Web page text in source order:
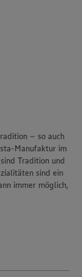
– so auch
Manufaktur im
Tradition und
sind ein
immer möglich,